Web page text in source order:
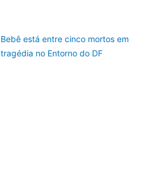
Bebê está entre cinco mortos em
tragédia no Entorno do DF